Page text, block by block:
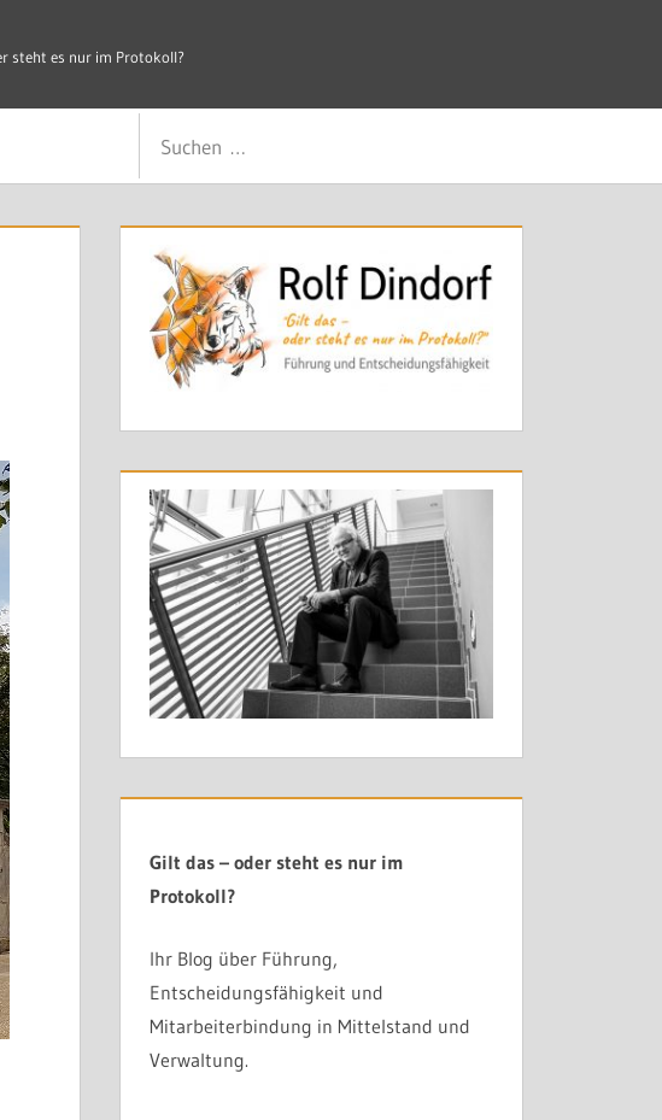
steht es nur im Protokoll?
Gilt das – oder steht es nur im
Protokoll?
Ihr Blog über Führung,
Entscheidungsfähigkeit und
Mitarbeiterbindung in Mittelstand und
Verwaltung.
die nicht gelten, kosten mehr als Zeit.
beginnt dort, wo Entscheidungen Klarheit, Mandat und
In Führung. In die Organisation. Und irgendwann in die eigene
liegt das Problem nicht in der Motivation der Beteiligten.
niemand geklärt hat, wer wirklich entscheiden darf – und was
gilt.
nach dem
klärt genau das. In einem oder zwei Tagen.